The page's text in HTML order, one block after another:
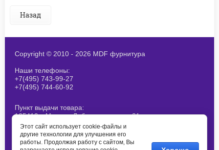
Назад
Copyright © 2010 - 2026 MDF фурнитура
Наши телефоны:
+7(495) 743-99-27
+7(495) 744-60-92
Пункт выдачи товара:
125412, г.Москва, Лобненская ул., д 21,
стр 1. При получение товара
согласовывайте наличие заранее
E-mail:
Этот сайт использует cookie-файлы и
другие технологии для улучшения его
работы. Продолжая работу с сайтом, Вы